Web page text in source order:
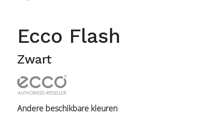
Ecco Flash
Zwart
Andere beschikbare kleuren